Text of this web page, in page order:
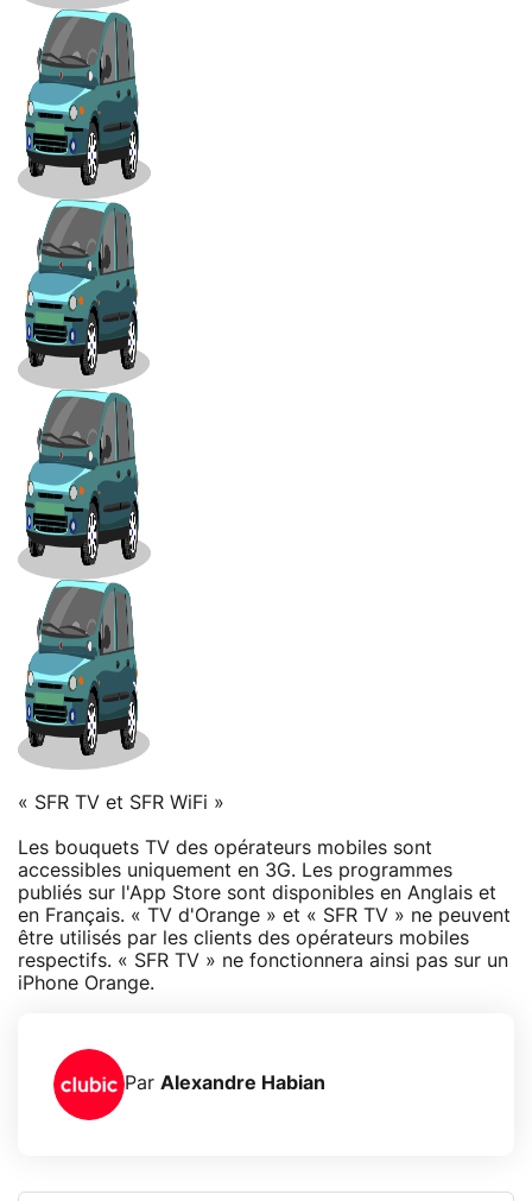
« SFR TV et SFR WiFi »
Les bouquets TV des opérateurs mobiles sont
accessibles uniquement en 3G. Les programmes
publiés sur l'App Store sont disponibles en Anglais et
en Français. « TV d'Orange » et « SFR TV » ne peuvent
être utilisés par les clients des opérateurs mobiles
respectifs. « SFR TV » ne fonctionnera ainsi pas sur un
iPhone Orange.
Par Alexandre Habian